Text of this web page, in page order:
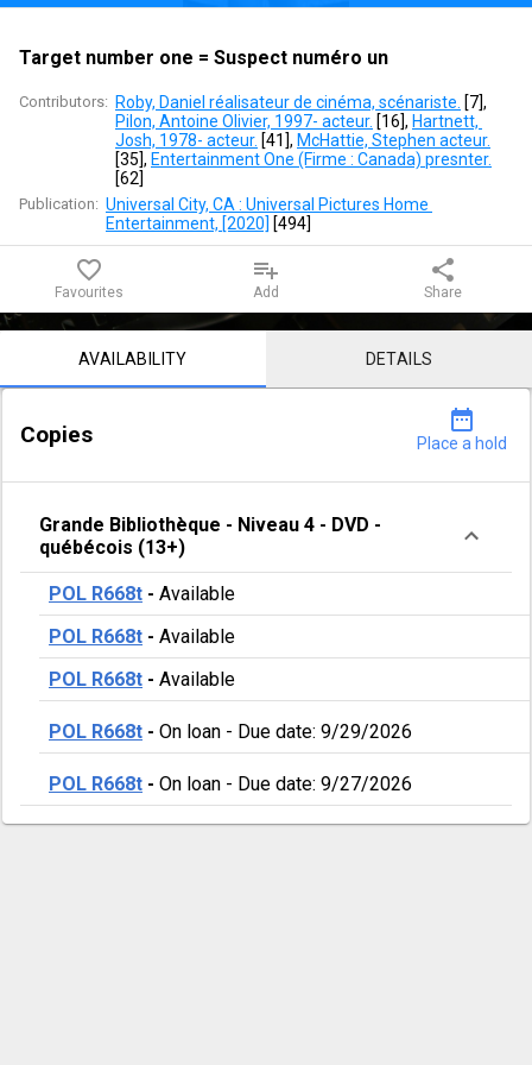
numéro
unTarget number one = Suspect numéro un
Contributors: Roby, Daniel réalisateur de cinéma, scénariste. [7]
Pilon, Antoine Olivier, 1997- acteur. [16], Hartnett,
Josh, 1978- acteur. [41 ], McHattie, Stephen acteur.
[35], Entertainment One (Firme : Canada) presnter.
[62]
Publication: Universal City, CA : Universal Pictures Home
Entertainment, [2020] [494]
favorite_border
Favourites
playlist_add
Add
share
Share
Notice content
AVAILABILITY DETAILS
Copies
date_range
Place a hold
Grande Bibliothèque - Niveau 4 - DVD -
québécois (13+)
POL R668t - Available
POL R668t - Available
POL R668t - Available
POL R668t - On loan - Due date: 9/29/2026
POL R668t - On loan - Due date: 9/27/2026